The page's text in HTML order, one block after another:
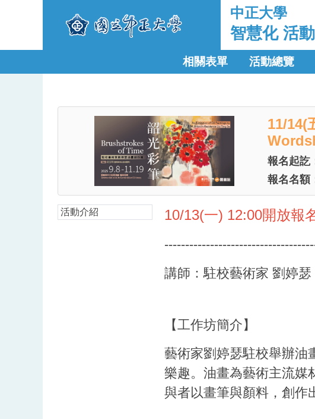
中正大學
智慧化 活
相關表單 活動總覽
11/14(
報名起訖
報名名額
活動介紹 10/13(一) 12:00開放報
講師：駐校藝術家 劉婷瑟
【工作坊簡介】
藝術家劉婷瑟駐校舉辦油
樂趣。油畫為藝術主流媒
與者以畫筆與顏料，創作